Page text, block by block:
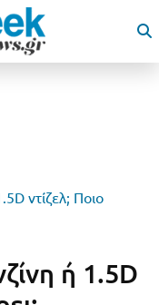
ντίζελ; Ποιο
ή 1.5D